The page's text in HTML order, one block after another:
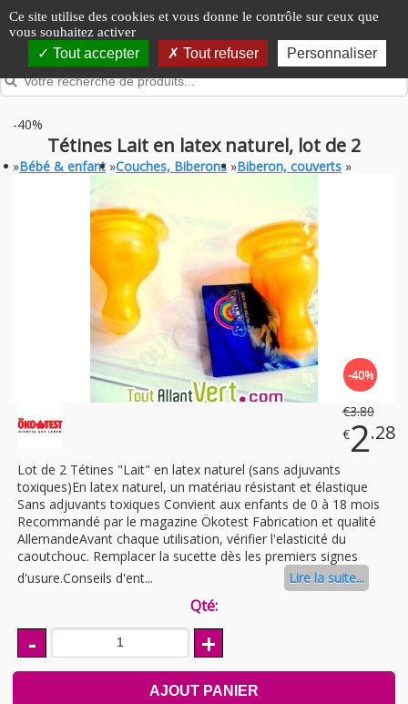
Panneau de gestion des cookies
Ce site utilise des cookies et vous donne le contrôle sur ceux que
vous souhaitez activer
Tout accepter Tout refuser Personnaliser
-40%
Tétines Lait en latex naturel, lot de 2
»Bébé & enfant »Couches, Biberons »Biberon, couverts »
-40%
€3.80
€2.28
Lot de 2 Tétines "Lait" en latex naturel (sans adjuvants
toxiques)En latex naturel, un matériau résistant et élastique
Sans adjuvants toxiques Convient aux enfants de 0 à 18 mois
Recommandé par le magazine Ökotest Fabrication et qualité
AllemandeAvant chaque utilisation, vérifier l'elasticité du
caoutchouc. Remplacer la sucette dès les premiers signes
d'usure.Conseils d'ent...
Lire la suite...
Qté:
- +
AJOUT PANIER